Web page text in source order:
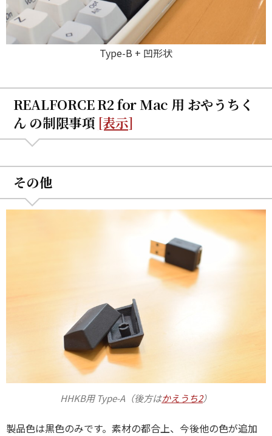
Type-B + 凹形状
REALFORCE R2 for Mac 用 おやうちく
ん の制限事項 [表示]
その他
HHKB用 Type-A（後方はかえうち2）
製品色は黒色のみです。素材の都合上、今後他の色が追加